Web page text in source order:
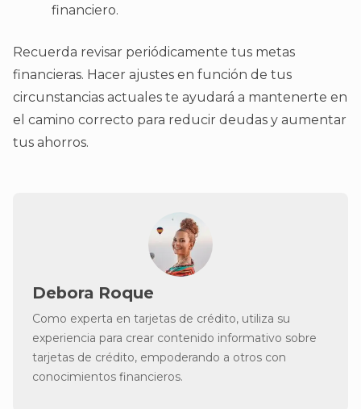
financiero.
Recuerda revisar periódicamente tus metas
financieras. Hacer ajustes en función de tus
circunstancias actuales te ayudará a mantenerte en
el camino correcto para reducir deudas y aumentar
tus ahorros.
Debora Roque
Como experta en tarjetas de crédito, utiliza su
experiencia para crear contenido informativo sobre
tarjetas de crédito, empoderando a otros con
conocimientos financieros.